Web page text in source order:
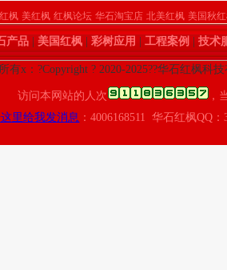
枫 美红枫 红枫论坛 华石淘宝店 北美红枫 美国秋
产品 | 美国红枫 | 彩树应用 | 工程案例 | 技术
有x：?Copyright ? 2020-2025??华石红枫科
访问本网站的人次
，
：4006168511 华石红枫QQ